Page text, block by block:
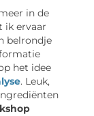
in de
ik ervaar
belrondje
het idee
. Leuk,